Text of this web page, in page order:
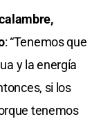
: “Tenemos que
y la energía
si los
tenemos